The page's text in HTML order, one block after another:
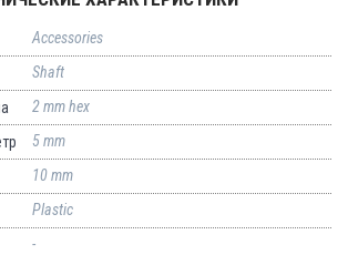
Accessories
Shaft
2 mm hex
5 mm
10 mm
Plastic
-